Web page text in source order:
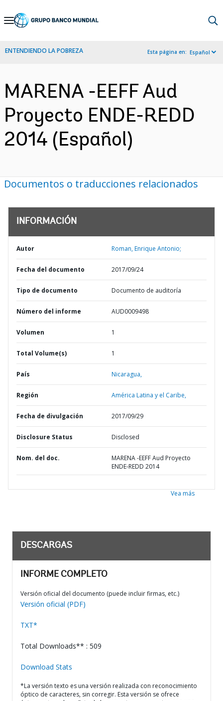
Skip
Navigation
ENTENDIENDO LA POBREZA Esta página en: Español
MARENA -EEFF Aud
Proyecto ENDE-REDD
2014 (Español)
Documentos o traducciones relacionados
INFORMACIÓN
Autor Roman, Enrique Antonio;
Fecha del documento 2017/09/24
Tipo de documento Documento de auditoría
Número del informe AUD0009498
Volumen 1
Total Volume(s) 1
País Nicaragua,
Región América Latina y el Caribe,
Fecha de divulgación 2017/09/29
Disclosure Status Disclosed
Nom. del doc.
MARENA -EEFF Aud Proyecto
ENDE-REDD 2014
Vea más
DESCARGAS
INFORME COMPLETO
Versión oficial del documento (puede incluir firmas, etc.)
Versión oficial (PDF)
TXT*
Total Downloads** : 509
Download Stats
*La versión texto es una versión realizada con reconocimiento
óptico de caracteres, sin corregir. Esta versión se ofrece